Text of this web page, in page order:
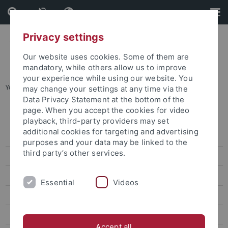
Skip
to
content
Skip
to
footer
You are here: Home ... Karte B: Wilhelmstraße - Talkliniken
Maps
Adressenliste
Disabled access
Übersichtsplan
Karte B: Wilhelmstraße - Talkliniken
Privacy settings
Our website uses cookies. Some of them are
mandatory, while others allow us to improve
your experience while using our website. You
may change your settings at any time via the
Data Privacy Statement at the bottom of the
page. When you accept the cookies for video
playback, third-party providers may set
additional cookies for targeting and advertising
purposes and your data may be linked to the
third party’s other services.
Essential Videos